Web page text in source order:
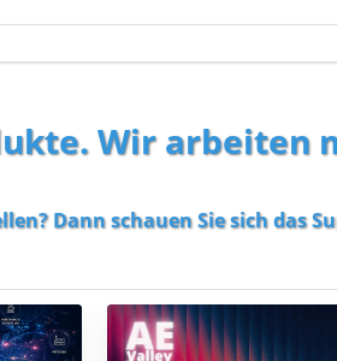
Wir arbeiten
Dann schauen Sie sich das